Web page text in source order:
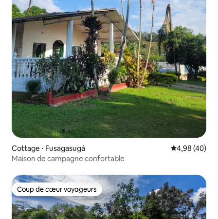
Cottage ⋅ Fusagasugá Évaluation
4,98 (40)
Maison de campagne confortable
Coup de cœur voyageurs
Coup de cœur voyageurs